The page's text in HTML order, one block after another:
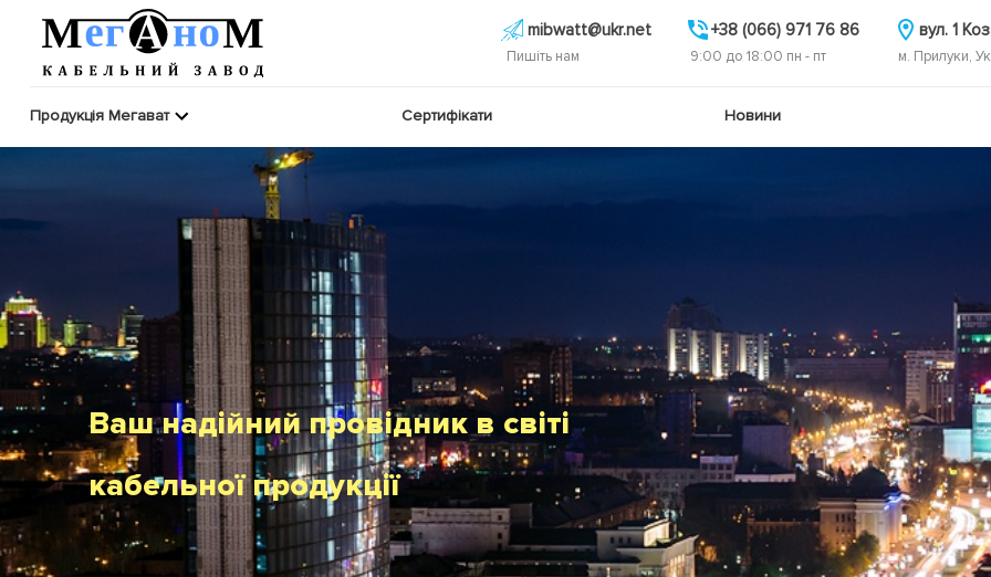
mibwatt@ukr.net
Пишіть нам
+38 (066) 971 76 86
9:00 до 18:00 пн - пт
вул. 1
м. Прилуки,
Продукція Мегават Сертифікати Новини
Надійність, перевірена часом.
Працюємо для вас з 2006 року
Скачати каталог